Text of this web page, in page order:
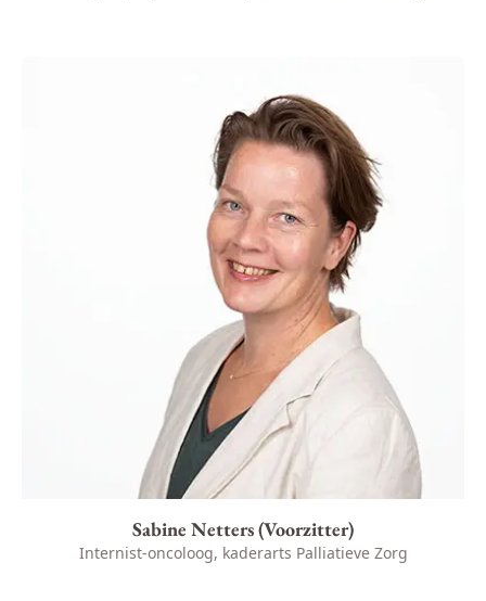
Sabine Netters (Voorzitter)
Internist-oncoloog, kaderarts Palliatieve Zorg